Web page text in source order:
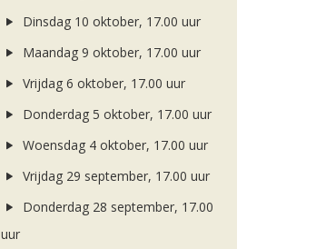
Dinsdag 10 oktober, 17.00 uur
Maandag 9 oktober, 17.00 uur
Vrijdag 6 oktober, 17.00 uur
Donderdag 5 oktober, 17.00 uur
Woensdag 4 oktober, 17.00 uur
Vrijdag 29 september, 17.00 uur
Donderdag 28 september, 17.00
uur